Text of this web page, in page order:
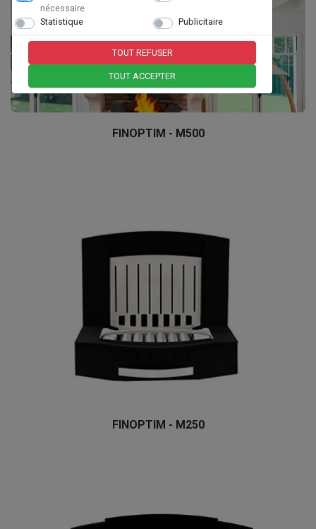
nécessaire
Statistique Publicitaire
TOUT REFUSER
TOUT ACCEPTER
FINOPTIM - M500
FINOPTIM - M250